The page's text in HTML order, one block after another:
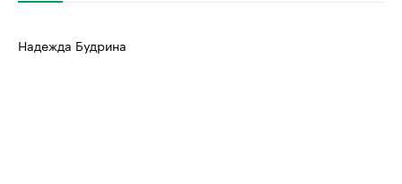
Надежда Будрина